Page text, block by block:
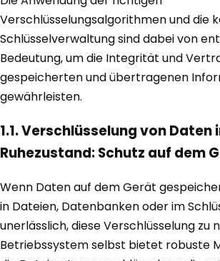
Verschlüsselungsalgorithmen und die
Schlüsselverwaltung sind dabei von
Bedeutung, um die Integrität und
gespeicherten und übertragenen
gewährleisten.
1.1. Verschlüsselung von Daten
Ruhezustand: Schutz auf dem
Wenn Daten auf dem Gerät
in Dateien, Datenbanken oder im
unerlässlich, diese Verschlüsselung zu
Betriebssystem selbst bietet robuste